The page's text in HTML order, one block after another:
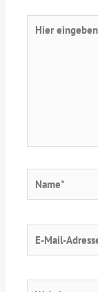
eingeben…
Mail-
Adresse*